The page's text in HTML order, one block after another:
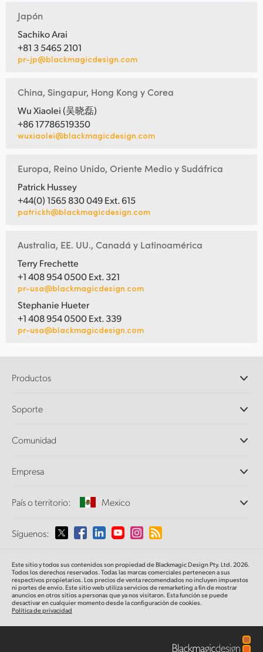
Japón
Sachiko Arai
+81 3 5465 2101
pr-jp@blackmagicdesign.com
China, Singapur, Hong Kong y Corea
Wu Xiaolei (吴晓磊)
+86 17786519350
wuxiaolei@blackmagicdesign.com
Europa, Reino Unido, Oriente Medio y Sudáfrica
Patrick Hussey
+44(0) 1565 830 049 Ext. 615
patrickh@blackmagicdesign.com
Australia, EE. UU., Canadá y Latinoamérica
Terry Frechette
+1 408 954 0500 Ext. 321
pr-usa@blackmagicdesign.com
Stephanie Hueter
+1 408 954 0500 Ext. 339
pr-usa@blackmagicdesign.com
Productos
DaVinci Resolve y Fusion
Ultimatte
Captura y reproducción
Conversión de formatos
Supervisión
Almacenamiento en redes
Direccionamiento y distribución
Transmisión y codificación
Soporte
Centro de soporte técnico
Comunidad
Empresa
Perfil empresarial
Medios
País o territorio: Mexico
Selecciona un país o territorio
Australia
Austria
Síguenos:
Este sitio y todos sus contenidos son propiedad de Blackmagic Design Pty. Ltd. 2026.
Todos los derechos reservados. Todas las marcas comerciales pertenecen a sus
respectivos propietarios. Los precios de venta recomendados no incluyen impuestos
ni portes de envío. Este sitio web utiliza servicios de remarketing a fin de mostrar
anuncios en otros sitios a personas que ya nos visitaron. Esta función se puede
desactivar en cualquier momento desde la configuración de cookies.
Política de privacidad